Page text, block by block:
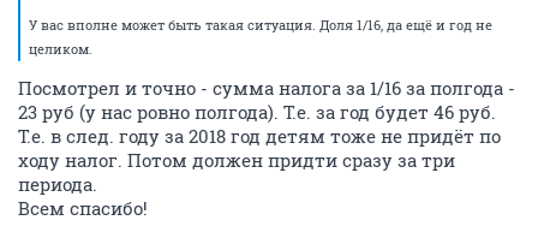
У вас вполне может быть такая ситуация. Доля 1/16, да ещё и год не
целиком.
Посмотрел и точно - сумма налога за 1/16 за полгода -
23 руб (у нас ровно полгода). Т.е. за год будет 46 руб.
Т.е. в след. году за 2018 год детям тоже не придёт по
ходу налог. Потом должен придти сразу за три
периода.
Всем спасибо!